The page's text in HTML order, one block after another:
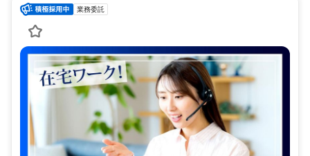
業務委託